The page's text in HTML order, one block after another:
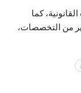
كما
من التخصصات،